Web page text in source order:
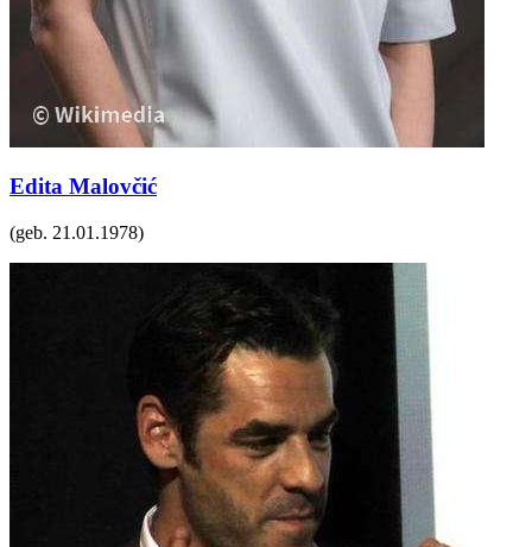
Edita Malovčić
(geb. 21.01.1978)